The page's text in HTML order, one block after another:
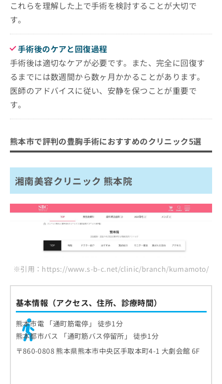
これらを理解した上で手術を検討することが大切で
す。
手術後のケアと回復過程
手術後は適切なケアが必要です。また、完全に回復す
るまでには数週間から数ヶ月かかることがあります。
医師のアドバイスに従い、安静を保つことが重要で
す。
熊本市で評判の豊胸手術におすすめのクリニック5選
湘南美容クリニック 熊本院
※引用：https://www.s-b-c.net/clinic/branch/kumamoto/
基本情報（アクセス、住所、診療時間）
熊本市電 「通町筋電停」 徒歩1分
熊本都市バス 「通町筋バス停留所」 徒歩1分
〒860-0808 熊本県熊本市中央区手取本町4-1 大劇会館 6F